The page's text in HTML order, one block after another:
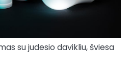
su judesio davikliu, šviesa